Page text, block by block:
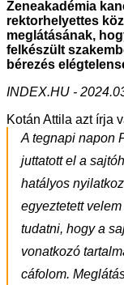
Zeneakadémia
rektorhelyettes
meglátásának,
felkészült
bérezés
INDEX.HU -
Kotán Attila azt írja
A tegnapi napon
juttatott el a
hatályos
egyeztetett
tudatni, hogy a
vonatkozó
cáfolom.